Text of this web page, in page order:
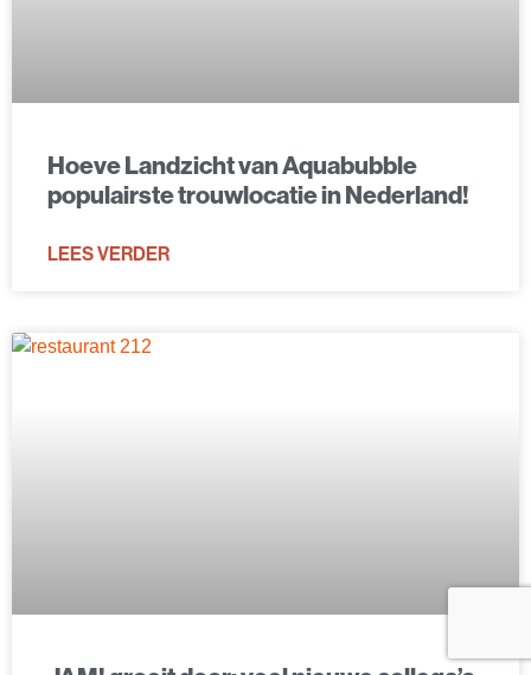
Hoeve Landzicht van Aquabubble
populairste trouwlocatie in Nederland!
LEES VERDER